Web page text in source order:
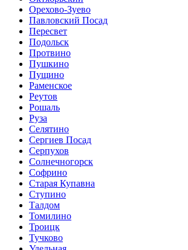
Орехово-Зуево
Павловский Посад
Пересвет
Подольск
Протвино
Пушкино
Пущино
Раменское
Реутов
Рошаль
Руза
Селятино
Сергиев Посад
Серпухов
Солнечногорск
Софрино
Старая Купавна
Ступино
Талдом
Томилино
Троицк
Тучково